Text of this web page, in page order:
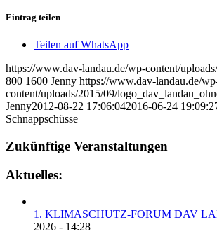
Eintrag teilen
Teilen auf WhatsApp
https://www.dav-landau.de/wp-content/
800 1600 Jenny https://www.dav-landau.de/
content/uploads/2015/09/
Jenny2012-08-22 17:06:042016-06-24
Schnappschüsse
Zukünftige Veranstaltungen
Aktuelles:
1. KLIMASCHUTZ-FORUM DAV
2026 - 14:28